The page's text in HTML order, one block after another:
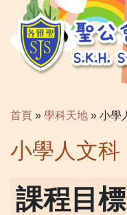
首頁 » 學科天地 » 小學
小學人文科
課程目標